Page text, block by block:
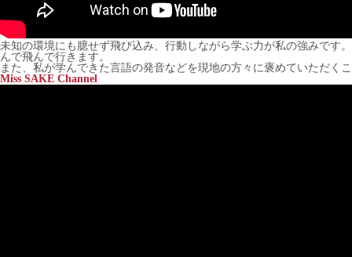
未知の環境にも臆せず飛び込み、行動しながら学ぶ力が私の強みです
んで飛んで行きます。
また、私が学んできた言語の発音などを現地の方々に褒めていただく
Miss SAKE Channel